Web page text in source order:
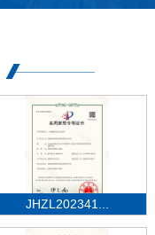
JHZL202341...